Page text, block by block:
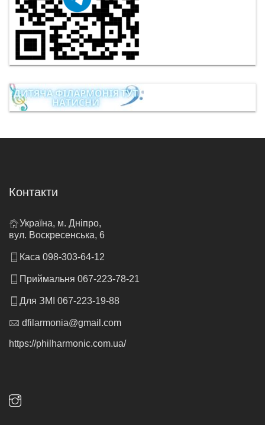
Контакти
Україна, м. Дніпро,
вул. Воскресенська, 6
Каса 098-303-64-12
Приймальня 067-223-78-21
Для ЗМІ 067-223-19-88
dfilarmonia@gmail.com
https://philharmonic.com.ua/